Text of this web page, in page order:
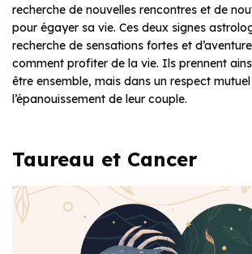
recherche de nouvelles rencontres et de
pour égayer sa vie. Ces deux signes
recherche de sensations fortes et
comment profiter de la vie. Ils prennent
être ensemble, mais dans un respect
l’épanouissement de leur couple.
Taureau et Cancer